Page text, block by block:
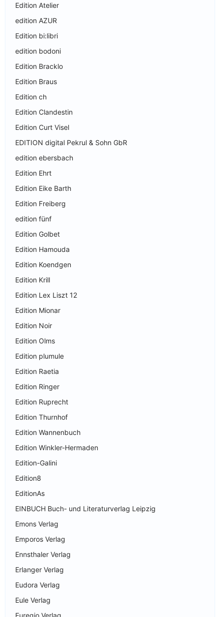
Edition Atelier
edition AZUR
Edition bi:libri
edition bodoni
Edition Bracklo
Edition Braus
Edition ch
Edition Clandestin
Edition Curt Visel
EDITION digital Pekrul & Sohn GbR
edition ebersbach
Edition Ehrt
Edition Eike Barth
Edition Freiberg
edition fünf
Edition Golbet
Edition Hamouda
Edition Koendgen
Edition Krill
Edition Lex Liszt 12
Edition Mionar
Edition Noir
Edition Olms
Edition plumule
Edition Raetia
Edition Ringer
Edition Ruprecht
Edition Thurnhof
Edition Wannenbuch
Edition Winkler-Hermaden
Edition-Galini
Edition8
EditionAs
EINBUCH Buch- und Literaturverlag Leipzig
Emons Verlag
Emporos Verlag
Ennsthaler Verlag
Erlanger Verlag
Eudora Verlag
Eule Verlag
Euregio Verlag